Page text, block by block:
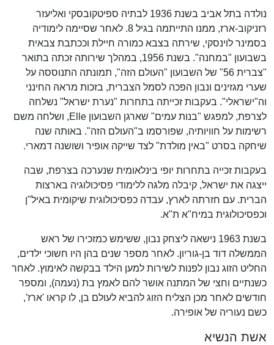
נולדה בתל אביב בשנת 1936 לבתיה ספיטקובסקי ואליעזר
רזניקוב-ארז, ממנו התייתמה בגיל 8. לאחר שסיימה לימודיה
בסמינר לוינסקי, שירתה בצבא כמורה חיילת וככתבת צבאית
בשבועון "במחנה". בשנת 1956, במהלך שירותה זכתה בתואר
"צברית 56" של השבועון "העולם הזה", תמונתה התנוססה על
שערי מגזינים ונבון הפכה לסמל הצברית, בזכות מראהּ החינני
וה"ישראלי". בעקבות זכייתה בתחרות "נערת ישראל" נשלחה
לצרפת, למפגש "בנות עמים" שארגן השבועון Elle, ושלחה משם
רשימות על חוויותיה, שפורסמו ב"העולם הזה". באותה שנה
שיחקה בסרט "באין מולדת" לצד שייקה אופיר ושושנה דמארי.
בעקבות זכייה בתחרות יופי בינלאומית שנערכה בצרפת, שבה
ייצגה את ישראל, קיבלה מלגה ללימודי פסיכולוגיה בארצות
הברית. עם חזרתה לארץ, עבדה כפסיכולוגית שיקומית באיל"ן
וכפסיכולוגית במיח"א ת"א.
בשנת 1963 נישאה ליצחק נבון, ששימש כמזכירו של ראש
הממשלה דוד בן-גוריון. לאחר מספר שנים בהן היו חשוכי ילדים,
החליט הזוג נבון לפנות לשירות למען הילד בבקשה לאימוץ. לאחר
כשנתיים וחצי של המתנה אושר להם לאמץ בת (נעמה), ומספר
חודשים לאחר מכן הצליח הזוג להביא לעולם בן, לו קראו 'ארז',
כשם נעוריה של אופירה.
אשת הנשיא